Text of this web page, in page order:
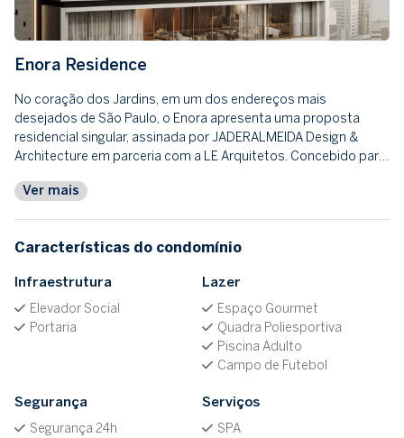
Enora Residence
No coração dos Jardins, em um dos endereços mais
desejados de São Paulo, o Enora apresenta uma proposta
residencial singular, assinada por JADERALMEIDA Design &
Architecture em parceria com a LE Arquitetos. Concebido par…
Ver mais
Características do condomínio
Infraestrutura
Elevador Social
Portaria
Lazer
Espaço Gourmet
Quadra Poliesportiva
Piscina Adulto
Campo de Futebol
Segurança
Segurança 24h
Serviços
SPA